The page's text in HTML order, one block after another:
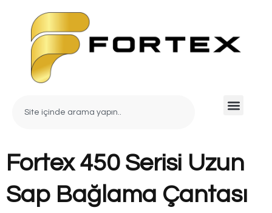
Fortex 450 Serisi Uzun
Sap Bağlama Çantası